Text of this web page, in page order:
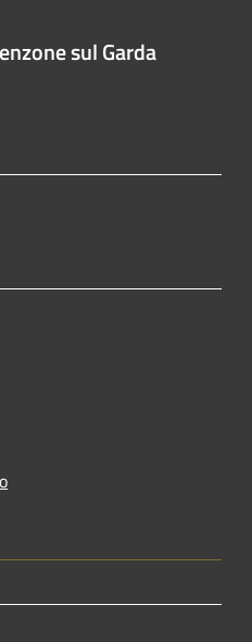
sul Garda